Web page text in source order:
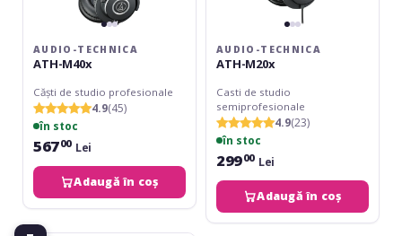
AUDIO-TECHNICA
ATH-M40x
Căști de studio profesionale
4.9(45)
în stoc
56700 Lei
Adaugă în coș
AUDIO-TECHNICA
ATH-M20x
Casti de studio
semiprofesionale
4.9(23)
în stoc
29900 Lei
Adaugă în coș